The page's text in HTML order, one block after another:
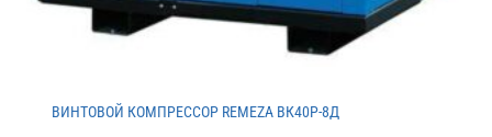
ВИНТОВОЙ КОМПРЕССОР REMEZA ВК40Р-8Д